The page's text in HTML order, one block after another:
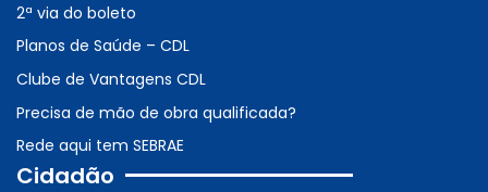
2ª via do boleto
Planos de Saúde – CDL
Clube de Vantagens CDL
Precisa de mão de obra qualificada?
Rede aqui tem SEBRAE
Cidadão